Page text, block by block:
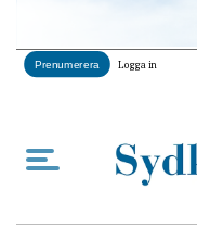
Prenumerera Logga in